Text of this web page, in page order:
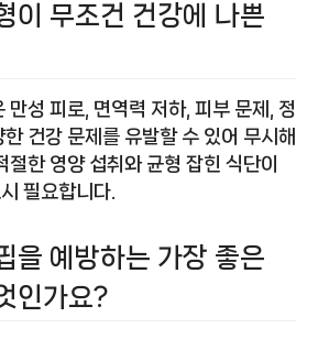
이 무조건 건강에 나쁜
만성 피로, 면역력 저하, 피부 문제, 정
건강 문제를 유발할 수 있어 무시해
절한 영양 섭취와 균형 잡힌 식단이
필요합니다.
을 예방하는 가장 좋은
인가요?